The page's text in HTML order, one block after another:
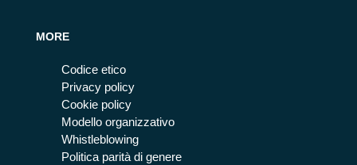
MORE
Codice etico
Privacy policy
Cookie policy
Modello organizzativo
Whistleblowing
Politica parità di genere